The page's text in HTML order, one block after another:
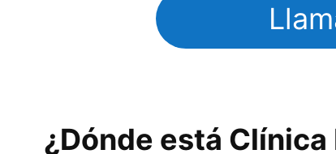
¿Dónde está